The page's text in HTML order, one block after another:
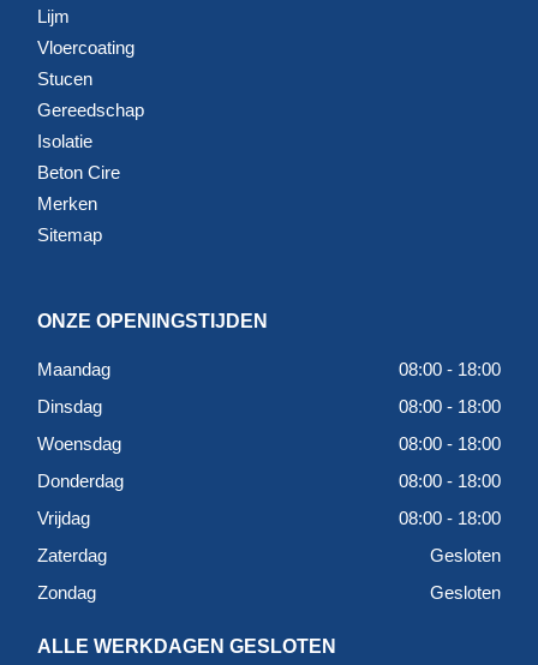
Lijm
Vloercoating
Stucen
Gereedschap
Isolatie
Beton Cire
Merken
Sitemap
ONZE OPENINGSTIJDEN
Maandag
08:00 - 18:00
Dinsdag
08:00 - 18:00
Woensdag
08:00 - 18:00
Donderdag
08:00 - 18:00
Vrijdag
08:00 - 18:00
Zaterdag
Gesloten
Zondag
Gesloten
ALLE WERKDAGEN GESLOTEN